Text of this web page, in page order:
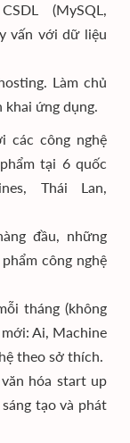
(MySQL,
vấn với dữ liệu
Làm chủ
ứng dụng.
các công nghệ
tại 6 quốc
Thái Lan,
đầu, những
công nghệ
tháng (không
Ai, Machine
theo sở thích.
hóa start up
tạo và phát